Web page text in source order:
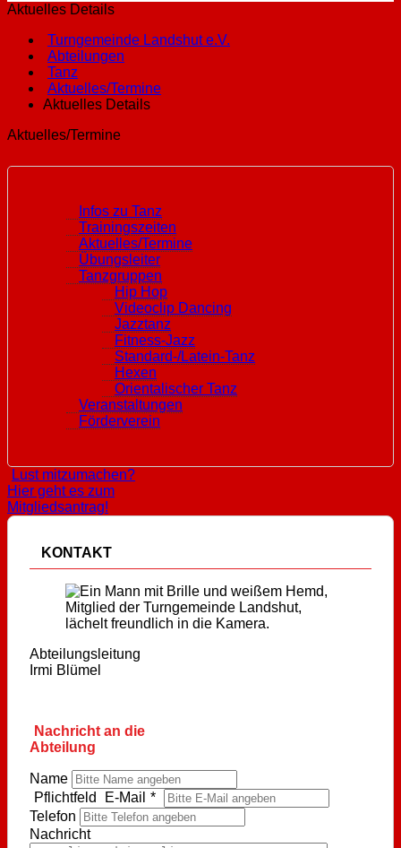
Aktuelles Details
Turngemeinde Landshut e.V.
Abteilungen
Tanz
Aktuelles/Termine
Aktuelles Details
Aktuelles/Termine
Infos zu Tanz
Trainingszeiten
Aktuelles/Termine
Übungsleiter
Tanzgruppen
Hip Hop
Videoclip Dancing
Jazztanz
Fitness-Jazz
Standard-/Latein-Tanz
Hexen
Orientalischer Tanz
Veranstaltungen
Förderverein
Lust mitzumachen?
Hier geht es zum
Mitgliedsantrag!
KONTAKT
Abteilungsleitung
Irmi Blümel
Nachricht an die
Abteilung
Name
Pflichtfeld
E-Mail *
Telefon
Nachricht